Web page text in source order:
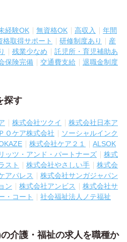
経験OK 無資格OK 高収入
年間
格取得サポート 研修制度あり
産
残業少なめ
託児所・育児補助あ
保険完備 交通費支給
退職金制度
探す
株式会社ツクイ
株式会社日本ア
Ｏケア株式会社
ソーシャルインク
株式会社ケア２１
ALSOK
ッツ・アンド・パートナーズ
株式
スト 株式会社やさしい手
株式会
アパレス
株式会社サンガジャパン
ン
株式会社アンビス
株式会社サ
・コート
社会福祉法人ノテ福祉
介護・福祉の求人を職種か